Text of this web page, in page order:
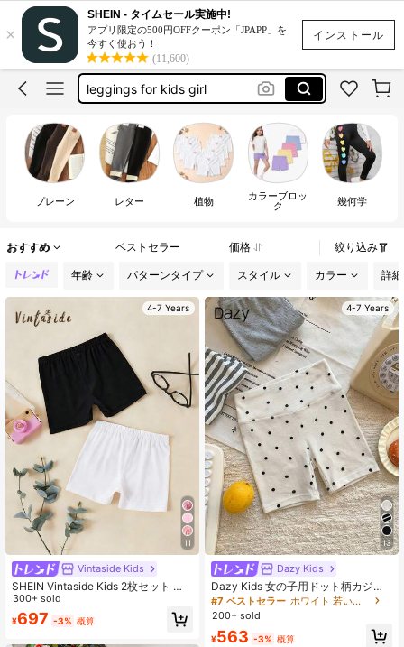
インストール
×
SHEIN - タイムセール実施中!
アプリ限定の500円OFFクーポン「JPAPP」を
今すぐ使おう！
(11,600)
thermal pants for kids girls
ポンチョ
leggings for kids girl
leggings niña
thermal pants for kids girls
ポンチョ
プレーン レター 植物 カラーブロッ
ク 幾何学
おすすめ ベストセラー 価格 絞り込み
年齢 パターンタイプ スタイル カラー 詳細
4-7 Years
11
Vintaside Kids
SHEIN Vintaside Kids 2枚セット ガ
ールズ かわいい快適 マルチカラーレ
ギンス、春夏カジュアル、スポーツ&
レジャー、ミニマリスト快適ホワイ
300+ sold
¥697 -3% 概算
4-7 Years
13
Dazy Kids
Dazy Kids 女の子用ドット柄カジュ
アルショーツ、デイリーウェアに最
適、夏用
#7 ベストセラー
ホワイト 若い女の子のボトムス
200+ sold
¥563 -3% 概算